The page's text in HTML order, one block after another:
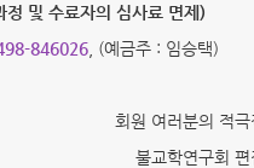
정 및 수료자의 심사료 면제)
846026 , (예금주 : 임승택)
회원 여러분의 적
불교학연구회